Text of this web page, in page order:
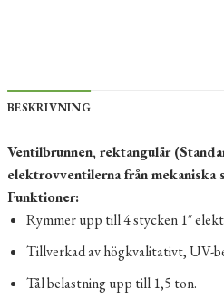
BESKRIVNING
Ventilbrunnen, rektangulär
elektrovventilerna från mekaniska
Funktioner:
Rymmer upp till 4 stycken 1″
Tillverkad av högkvalitativt, UV-
Tål belastning upp till 1,5 ton.